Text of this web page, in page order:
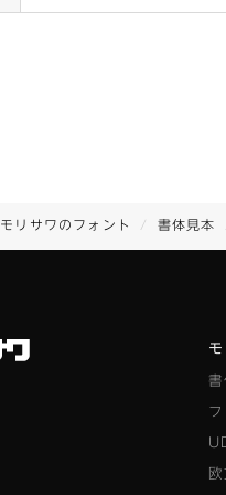
モリサワのフォント 書体見本
書